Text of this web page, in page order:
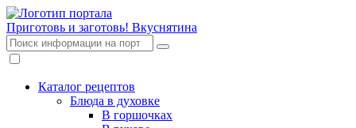
Приготовь и заготовь! Вкуснятина
Каталог рецептов
Блюда в духовке
В горшочках